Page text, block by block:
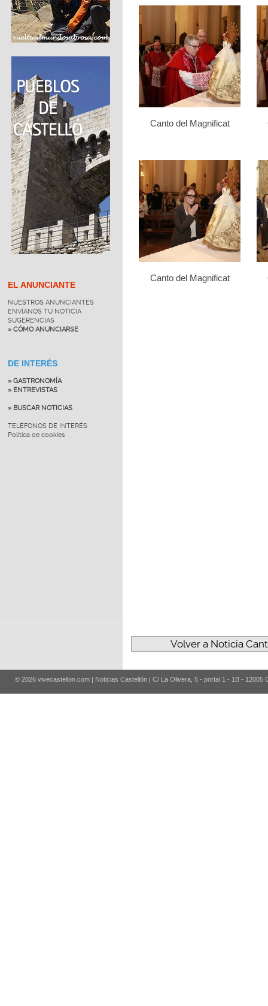
EL ANUNCIANTE
NUESTROS ANUNCIANTES
ENVÍANOS TU NOTICIA
SUGERENCIAS
» CÓMO ANUNCIARSE
DE INTERÉS
» GASTRONOMÍA
» ENTREVISTAS
» BUSCAR NOTICIAS
TELÉFONOS DE INTERÉS
Política de cookies
Canto del Magnificat
Canto del Magnificat
Volver a Noticia
© 2026 vivecastellon.com | Noticias Castellón | C/ La Olivera, 5 - portal 1 - 1B - 12005